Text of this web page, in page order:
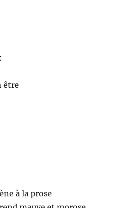
être
à la prose